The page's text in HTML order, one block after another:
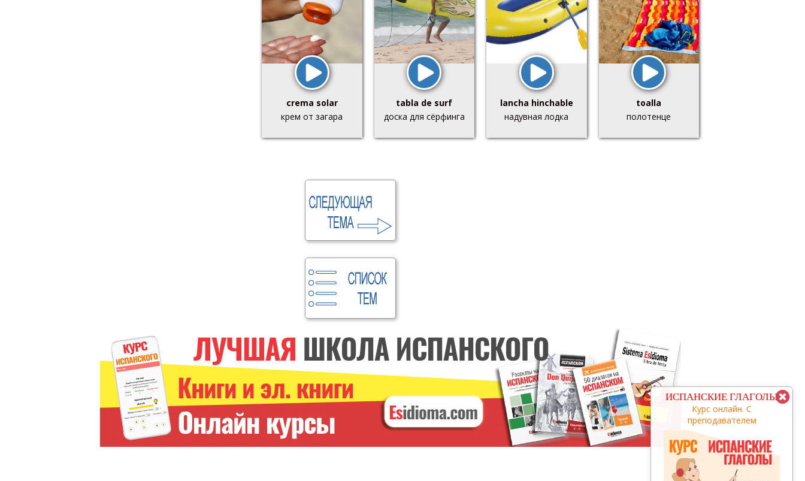
ИСПАНСКИЕ ГЛАГОЛЫ
Курс онлайн. С
преподавателем
КУРС С
ПРЕПОДАВАТЕЛЕМ
заговори за 3 месяца
ИСПАНСКИЕ ГЛАГОЛЫ
Курс онлайн. С
преподавателем
crema solar
крем от загара
tabla de surf
доска для сёрфинга
lancha hinchable
надувная лодка
toalla
полотенце